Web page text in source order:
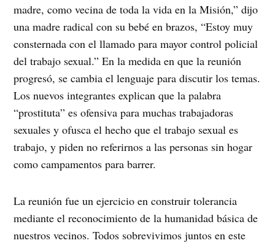
madre, como vecina de toda la vida en la Misión,” dijo
una madre radical con su bebé en brazos, “Estoy muy
consternada con el llamado para mayor control policial
del trabajo sexual.” En la medida en que la reunión
progresó, se cambia el lenguaje para discutir los temas.
Los nuevos integrantes explican que la palabra
“prostituta” es ofensiva para muchas trabajadoras
sexuales y ofusca el hecho que el trabajo sexual es
trabajo, y piden no referirnos a las personas sin hogar
como campamentos para barrer.
La reunión fue un ejercicio en construir tolerancia
mediante el reconocimiento de la humanidad básica de
nuestros vecinos. Todos sobrevivimos juntos en este